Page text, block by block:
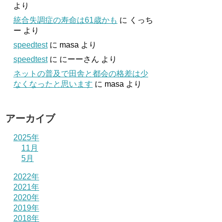
より
統合失調症の寿命は61歳かも に くっち
ー より
speedtestに masa より
speedtestに にーーさん より
ネットの普及で田舎と都会の格差は少
なくなったと思います に masa より
アーカイブ
2025年
11月
5月
2022年
2021年
2020年
2019年
2018年